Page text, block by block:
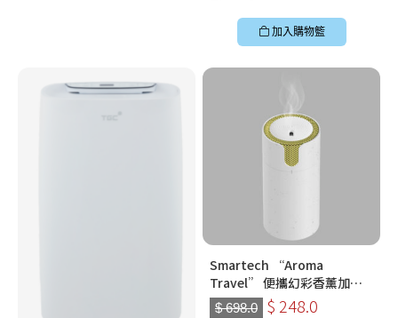
加入購物籃
Smartech “Aroma
Travel” 便攜幻彩香薰加濕
機 (N70)
$ 698.0 $ 248.0